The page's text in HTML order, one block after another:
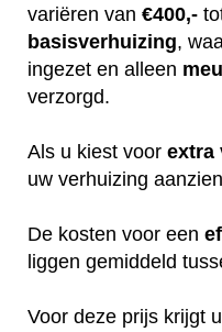
variëren van €400,-
basisverhuizing,
ingezet en alleen
verzorgd.
Als u kiest voor extra
uw verhuizing
De kosten voor een
liggen gemiddeld
Voor deze prijs krijgt u